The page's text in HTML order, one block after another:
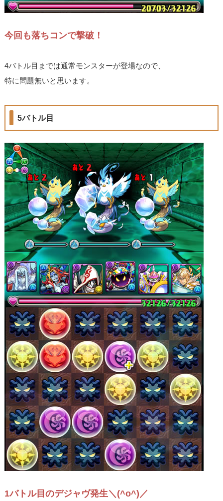
今回も落ちコンで撃破！
4バトル目までは通常モンスターが登場なので、
特に問題無いと思います。
5バトル目
1バトル目のデジャヴ発生＼(^o^)／